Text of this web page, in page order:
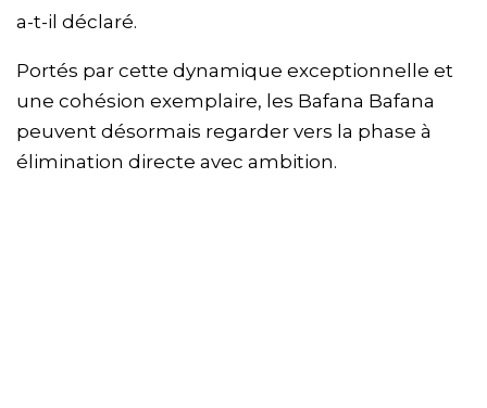
a-t-il déclaré.
Portés par cette dynamique exceptionnelle et
une cohésion exemplaire, les Bafana Bafana
peuvent désormais regarder vers la phase à
élimination directe avec ambition.